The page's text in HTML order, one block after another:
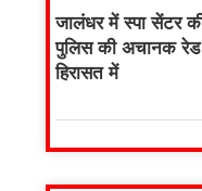
जालंधर में स्पा सेंटर
पुलिस की अचानक
हिरासत में